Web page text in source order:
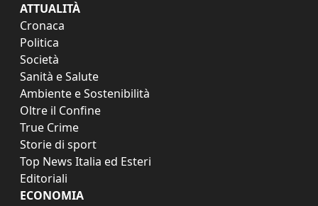
ATTUALITÀ
Cronaca
Politica
Società
Sanità e Salute
Ambiente e Sostenibilità
Oltre il Confine
True Crime
Storie di sport
Top News Italia ed Esteri
Editoriali
ECONOMIA